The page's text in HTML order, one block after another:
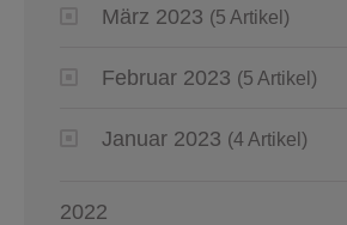
März 2023 (5 Artikel)
Februar 2023 (5 Artikel)
Januar 2023 (4 Artikel)
2022